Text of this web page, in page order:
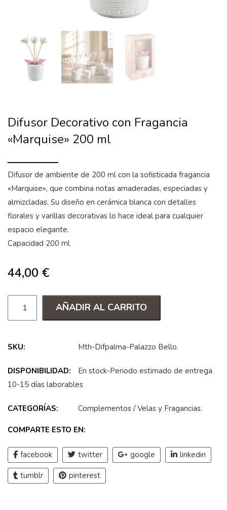
Difusor Decorativo con Fragancia
«Marquise» 200 ml
Difusor de ambiente de 200 ml con la sofisticada fragancia
«Marquise», que combina notas amaderadas, especiadas y
almizcladas. Su diseño en cerámica blanca con detalles
florales y varillas decorativas lo hace ideal para cualquier
espacio elegante.
Capacidad 200 ml
44,00 €
AÑADIR AL CARRITO
SKU: Mth-Difpalma-Palazzo Bello.
DISPONIBILIDAD:
En stock-Periodo estimado de entrega
10-15 días laborables
CATEGORÍAS: Complementos /Velas y Fragancias.
COMPARTE ESTO EN:
facebook twitter google linkedin
tumblr pinterest